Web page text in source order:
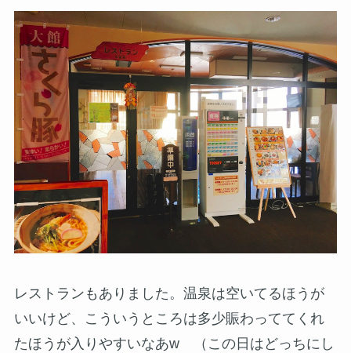
レストランもありました。温泉は空いてるほうが
いいけど、こういうところは多少賑わっててくれ
たほうが入りやすいなあw （この日はどっちにし